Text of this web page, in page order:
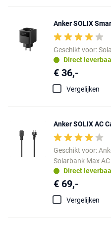
Anker SOLIX
Geschikt voor:
Direct
€ 36,-
Vergelijken
Anker SOLIX AC
Geschikt voor:
Solarbank Max AC
Direct
€ 69,-
Vergelijken